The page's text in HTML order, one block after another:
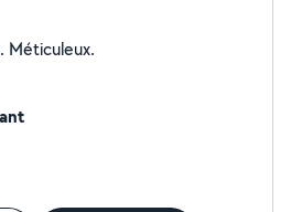
Méticuleux.